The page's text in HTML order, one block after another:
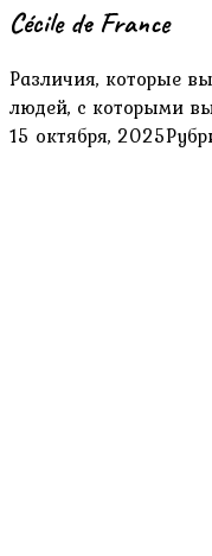
Cécile de France
Различия, которые
людей, с которыми
15 октября, 2025